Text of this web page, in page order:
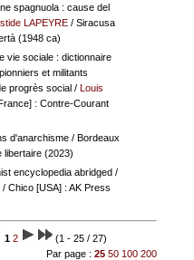
spagnuola : cause del
LAPEYRE/ Siracusa
(1948 ca)
vie sociale : dictionnaire
et militants
progrès social/ Louis
: Contre-Courant
d'anarchisme/ Bordeaux
libertaire (2023)
encyclopedia abridged/
/ Chico [USA] : AK Press
1 2
(1 - 25 / 27)
Par page : 25 50 100 200